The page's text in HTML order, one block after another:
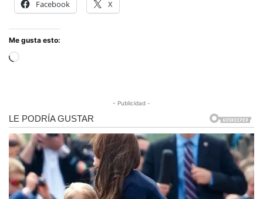
Facebook X
Me gusta esto:
Cargando...
- Publicidad -